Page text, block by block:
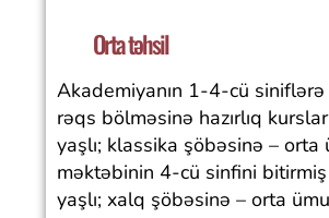
Orta təhsil
Akademiyanın 1-4-cü
rəqs bölməsinə hazırlıq
yaşlı; klassika şöbəsinə –
məktəbinin 4-cü sinfini
yaşlı; xalq şöbəsinə – orta